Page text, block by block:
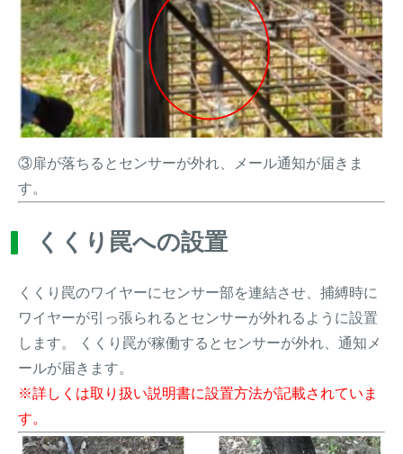
③扉が落ちるとセンサーが外れ、メール通知が届きま
す。
くくり罠への設置
くくり罠のワイヤーにセンサー部を連結させ、捕縛時に
ワイヤーが引っ張られるとセンサーが外れるように設置
します。 くくり罠が稼働するとセンサーが外れ、通知メ
ールが届きます。
※詳しくは取り扱い説明書に設置方法が記載されていま
す。